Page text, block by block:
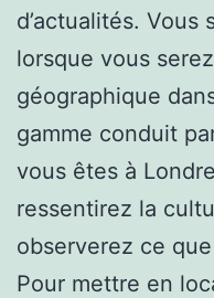
d’actualités. Vous
lorsque vous
géographique
gamme conduit
vous êtes à
ressentirez la
observerez ce que
Pour mettre en